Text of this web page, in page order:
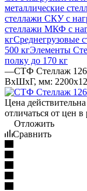
металлические
стеллажи СКУ с
стеллажи МКФ с
кгСреднегрузовые
500 кгЭлементы
полку до 170 кг
—СТФ Стеллаж
ВхШхГ, мм:
Цена
отличаться от цен
Отложить
Сравнить